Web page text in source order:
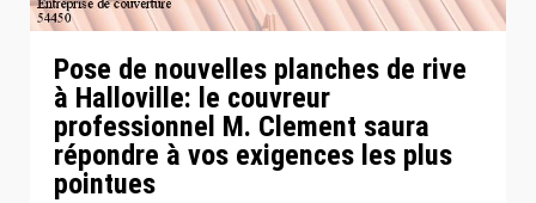
Pose de nouvelles planches de rive
à Halloville: le couvreur
professionnel M. Clement saura
répondre à vos exigences les plus
pointues